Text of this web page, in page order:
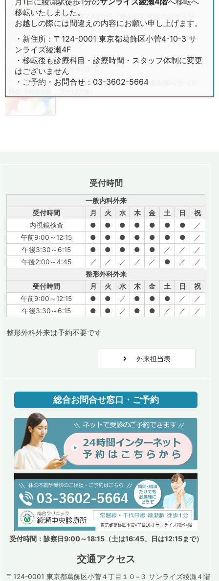
2026年7月13日
2026年7月20日（海の日）休診のお知らせ
2026年7月7日
患者様用駐車場ご利用に関するお知らせ（7/
受付時間
一般内科外来
受付時間
月 火 水 木 金 土 日
祝
内視鏡検査
● ● ● ● ● ● ●
／
午前9:00～12:15
● ● ● ● ● ● ●
／
午後3:30～6:15
● ● ● ● ● ／ ／
／
午後2:00～4:45
／ ／ ／ ／ ／ ● ／
／
整形外科外来
受付時間
月 火 水 木 金 土 日
祝
午前9:00～12:15
● ● ／ ● ● ● ／
／
午後3:30～6:15
● ● ／ ● ● ／ ／ ／
整形外科外来は予約不要です
外来担当表
総合お問合せ窓口・ご予約
受付時間：診察日9:00～18:15（土は16:45、日は12:15まで）
交通アクセス
〒124-0001 東京都葛飾区小菅４丁目１０−３ サンライズ綾瀬４階
移転いたしました。
お越しの際には間違えの内容にお願い申し上げます。
・新住所：〒124-0001 東京都葛飾区小菅4-10-3 サ
ンライズ綾瀬4F
・移転後も診療科目・診療時間・スタッフ体制に変更
はございません
・ご予約・お問合せ：03-3602-5664